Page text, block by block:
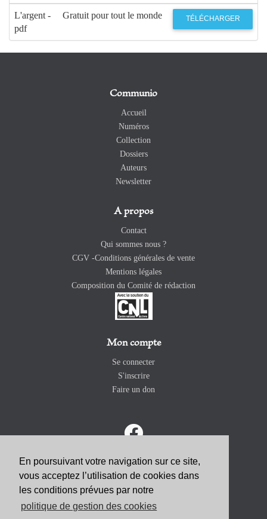
En poursuivant votre navigation sur ce site,
vous acceptez l’utilisation de cookies dans
les conditions prévues par notre
politique de gestion des cookies
L'argent -
pdf
Gratuit pour tout le monde TÉLÉCHARGER
Communio
Accueil
Numéros
Collection
Dossiers
Auteurs
Newsletter
A propos
Contact
Qui sommes nous ?
CGV -Conditions générales de vente
Mentions légales
Composition du Comité de rédaction
Mon compte
Se connecter
S'inscrire
Faire un don
ABONNEZ-VOUS